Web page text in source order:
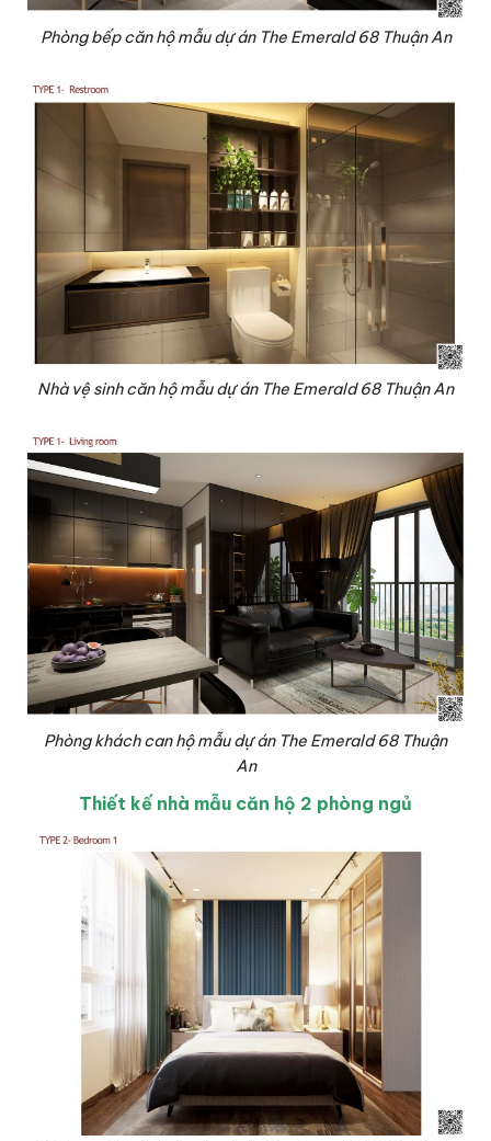
Phòng bếp căn hộ mẫu dự án The Emerald 68 Thuận An
Nhà vệ sinh căn hộ mẫu dự án The Emerald 68 Thuận An
Phòng khách can hộ mẫu dự án The Emerald 68 Thuận
An
Thiết kế nhà mẫu căn hộ 2 phòng ngủ